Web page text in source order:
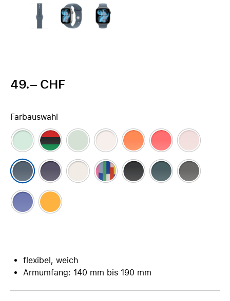
49.– CHF
Farbauswahl
flexibel, weich
Armumfang: 140 mm bis 190 mm